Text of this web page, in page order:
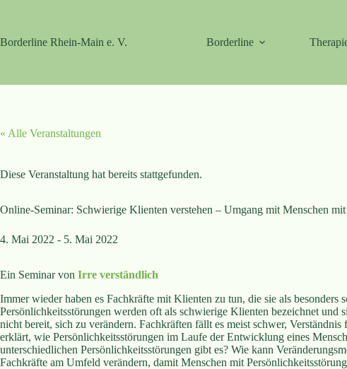
Borderline Rhein-Main e. V.
Borderline
« Alle Veranstaltungen
Diese Veranstaltung hat bereits stattgefunden.
Online-Seminar: Schwierige Klienten verstehen – Umgang mit Menschen
4. Mai 2022 - 5. Mai 2022
Ein Seminar von Irre verständlich
Immer wieder haben es Fachkräfte mit Klienten zu tun, die sie als
Persönlichkeitsstörungen werden oft als schwierige Klienten bezeichnet und
nicht bereit, sich zu verändern. Fachkräften fällt es meist schwer,
erklärt, wie Persönlichkeitsstörungen im Laufe der Entwicklung eines
unterschiedlichen Persönlichkeitsstörungen gibt es? Wie kann
Fachkräfte am Umfeld verändern, damit Menschen mit